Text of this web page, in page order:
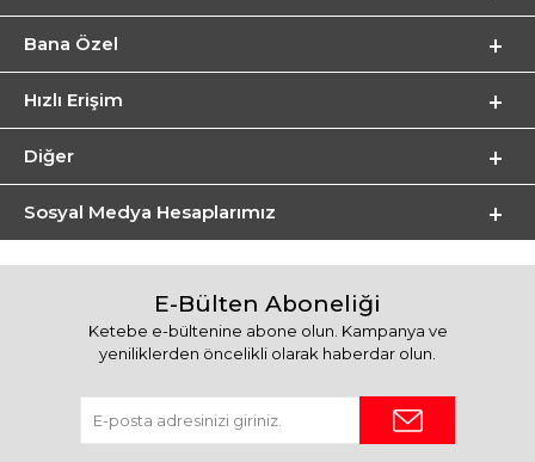
Bana Özel
Hızlı Erişim
Diğer
Sosyal Medya Hesaplarımız
E-Bülten Aboneliği
Ketebe e-bültenine abone olun. Kampanya ve
yeniliklerden öncelikli olarak haberdar olun.